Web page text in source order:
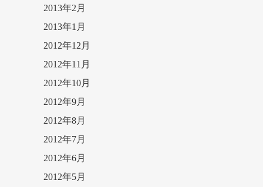
2013年2月
2013年1月
2012年12月
2012年11月
2012年10月
2012年9月
2012年8月
2012年7月
2012年6月
2012年5月